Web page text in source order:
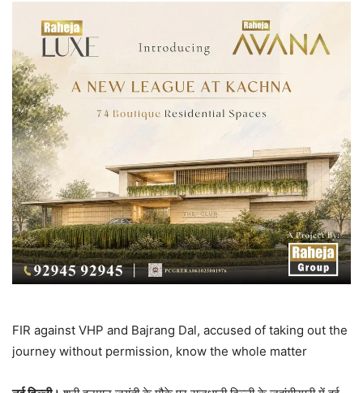
FIR against VHP and Bajrang Dal, accused of taking out the
journey without permission, know the whole matter